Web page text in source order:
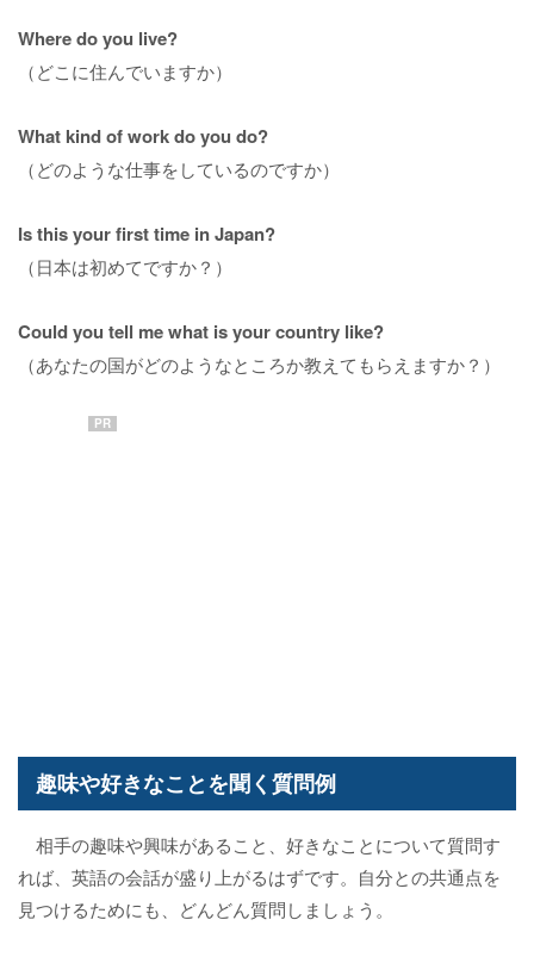
Where do you live?
（どこに住んでいますか）
What kind of work do you do?
（どのような仕事をしているのですか）
Is this your first time in Japan?
（日本は初めてですか？）
Could you tell me what is your country like?
（あなたの国がどのようなところか教えてもらえますか？）
PR
趣味や好きなことを聞く質問例
相手の趣味や興味があること、好きなことについて質問す
れば、英語の会話が盛り上がるはずです。自分との共通点を
見つけるためにも、どんどん質問しましょう。